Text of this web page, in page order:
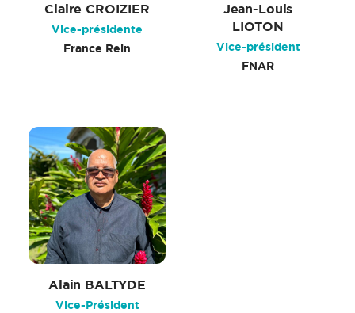
Claire CROIZIER
Vice-présidente
France Rein
Jean-Louis
LIOTON
Vice-président
FNAR
Alain BALTYDE
Vice-Président